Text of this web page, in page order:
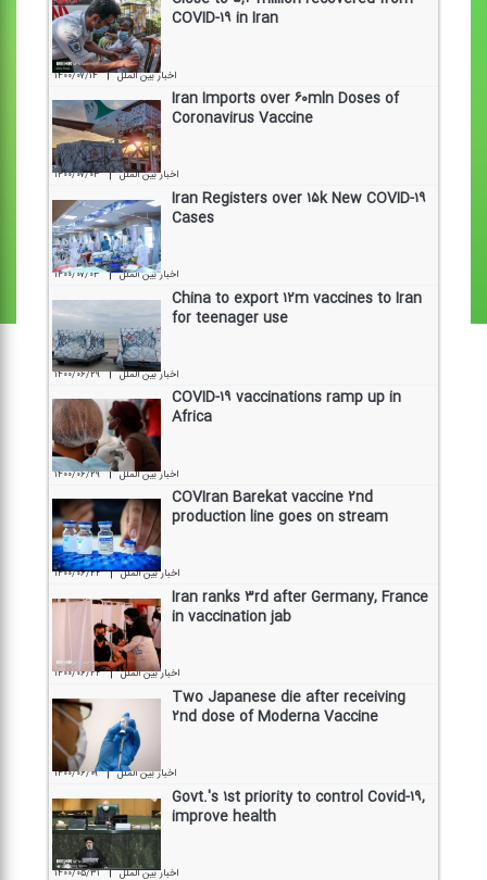
COVID-۱۹ in Iran
۱۴۰۰/۰۷/۱۴ | اخبار بین الملل
Iran Imports over ۶۰mln Doses of
Coronavirus Vaccine
۱۴۰۰/۰۷/۰۳ | اخبار بین الملل
Iran Registers over ۱۵k New COVID-۱۹
Cases
۱۴۰۰/۰۷/۰۳ | اخبار بین الملل
China to export ۱۲m vaccines to Iran
for teenager use
۱۴۰۰/۰۶/۲۹ | اخبار بین الملل
COVID-۱۹ vaccinations ramp up in
Africa
۱۴۰۰/۰۶/۲۹ | اخبار بین الملل
COVIran Barekat vaccine ۲nd
production line goes on stream
۱۴۰۰/۰۶/۲۲ | اخبار بین الملل
Iran ranks ۳rd after Germany, France
in vaccination jab
۱۴۰۰/۰۶/۲۲ | اخبار بین الملل
Two Japanese die after receiving
۲nd dose of Moderna Vaccine
۱۴۰۰/۰۶/۰۹ | اخبار بین الملل
Govt.'s ۱st priority to control Covid-۱۹,
improve health
۱۴۰۰/۰۵/۳۱ | اخبار بین الملل